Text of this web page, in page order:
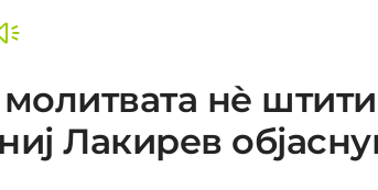
нè
Лакирев